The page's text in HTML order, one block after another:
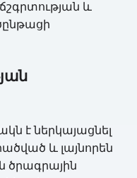
և
է ներկայացնել
և լայնորեն
ծրագրային